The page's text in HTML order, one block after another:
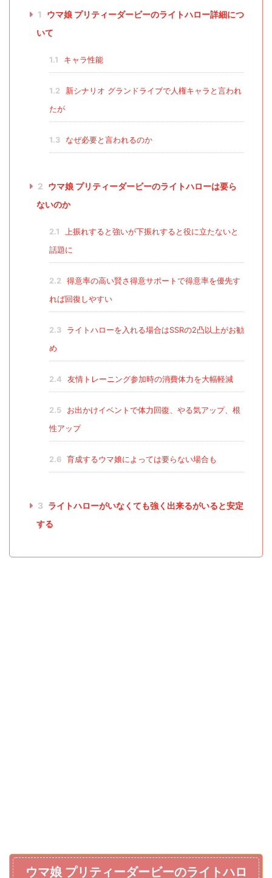
1
ウマ娘 プリティーダービーのライトハロー詳細につ
いて
1.1 キャラ性能
1.2
新シナリオ グランドライブで人権キャラと言われ
たが
1.3 なぜ必要と言われるのか
2 ウマ娘 プリティーダービーのライトハローは要ら
ないのか
2.1
上振れすると強いが下振れすると役に立たないと
話題に
2.2
得意率の高い賢さ得意サポートで得意率を優先す
れば回復しやすい
2.3
ライトハローを入れる場合はSSRの2凸以上がお勧
め
2.4 友情トレーニング参加時の消費体力を大幅軽減
2.5
お出かけイベントで体力回復、やる気アップ、根
性アップ
2.6 育成するウマ娘によっては要らない場合も
3 ライトハローがいなくても強く出来るがいると安定
する
ウマ娘 プリティーダービーのライトハロ